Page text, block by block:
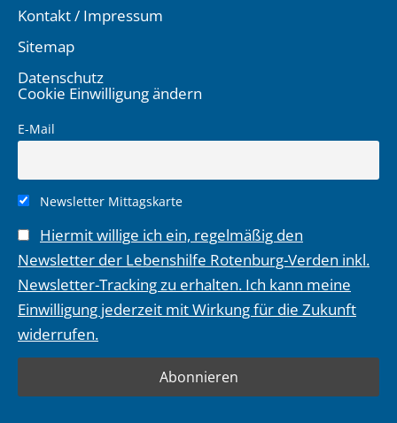
Kontakt / Impressum
Sitemap
Datenschutz
Cookie Einwilligung ändern
E-Mail
Newsletter Mittagskarte
Hiermit willige ich ein, regelmäßig den
Newsletter der Lebenshilfe Rotenburg-Verden inkl.
Newsletter-Tracking zu erhalten. Ich kann meine
Einwilligung jederzeit mit Wirkung für die Zukunft
widerrufen.